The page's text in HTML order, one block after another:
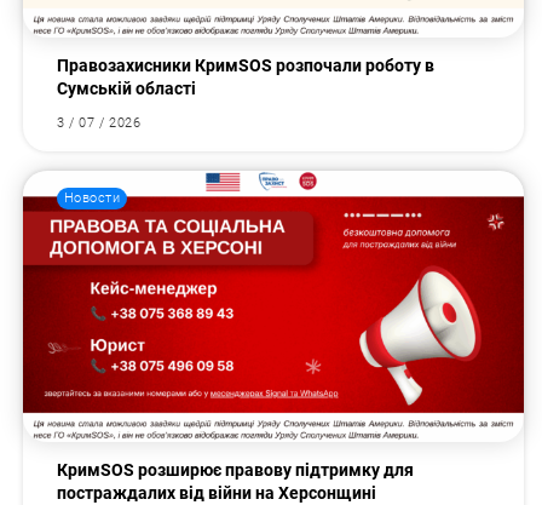
Правозахисники КримSOS розпочали роботу в
Сумській області
3 / 07 / 2026
Новости
КримSOS розширює правову підтримку для
постраждалих від війни на Херсонщині